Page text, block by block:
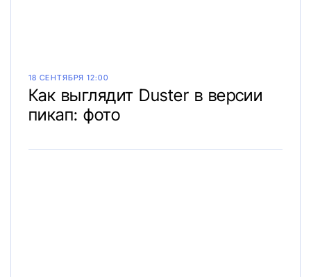
18 СЕНТЯБРЯ 12:00
Как выглядит Duster в версии
пикап: фото